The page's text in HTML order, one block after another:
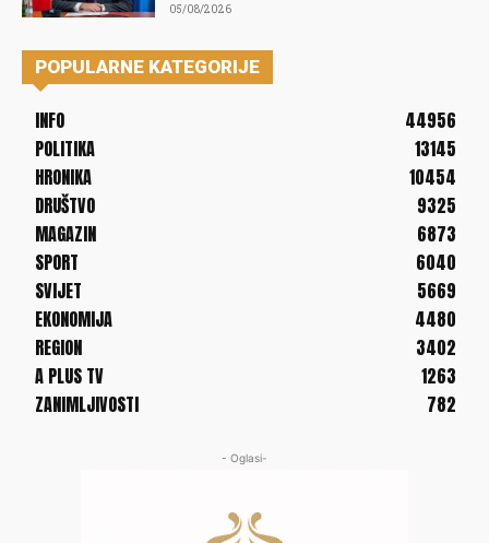
05/08/2026
POPULARNE KATEGORIJE
INFO
44956
POLITIKA
13145
HRONIKA
10454
DRUŠTVO
9325
MAGAZIN
6873
SPORT
6040
SVIJET
5669
EKONOMIJA
4480
REGION
3402
A PLUS TV
1263
ZANIMLJIVOSTI
782
- Oglasi-